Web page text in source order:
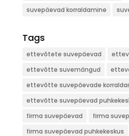
suvepäevad korraldamine
Tags
ettevõtete suvepäevad
ettevõtte suvemängud
ettevõtte suvepäevade
ettevõtte suvepäevad
firma suvepäevad
firma
firma suvepäevad puhkekeskus